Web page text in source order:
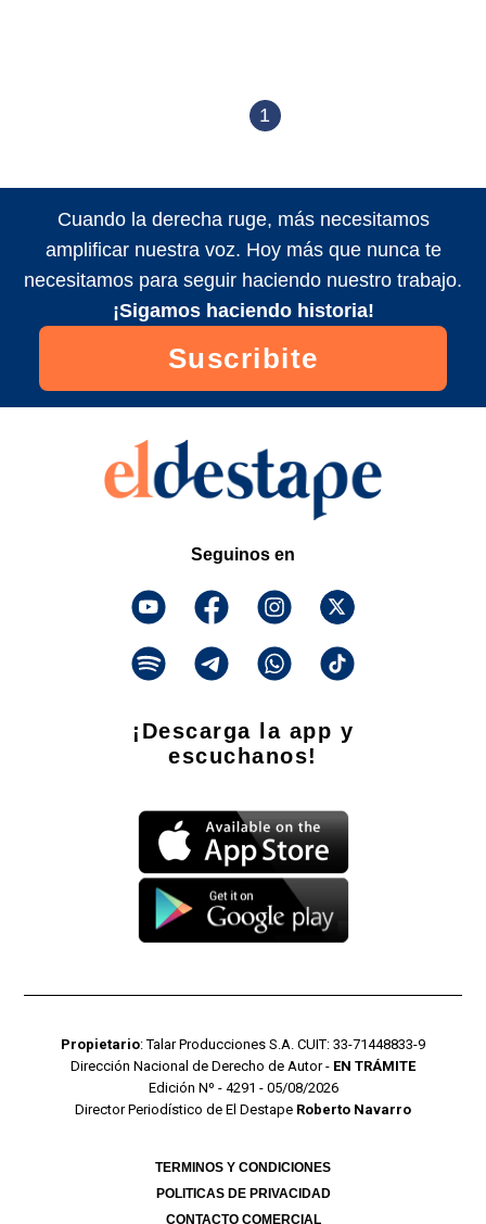
1
Cuando la derecha ruge, más necesitamos
amplificar nuestra voz. Hoy más que nunca te
necesitamos para seguir haciendo nuestro trabajo.
¡Sigamos haciendo historia!
Suscribite
Seguinos en
¡Descarga la app y
escuchanos!
Propietario: Talar Producciones S.A. CUIT: 33-71448833-9
Dirección Nacional de Derecho de Autor - EN TRÁMITE
Edición Nº - 4291 - 05/08/2026
Director Periodístico de El Destape Roberto Navarro
TERMINOS Y CONDICIONES
POLITICAS DE PRIVACIDAD
CONTACTO COMERCIAL